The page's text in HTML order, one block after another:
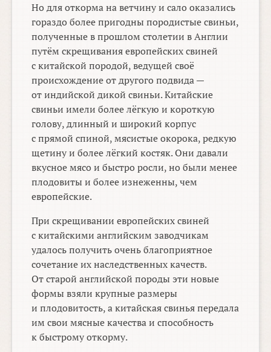
Но для откорма на ветчину и сало оказались
гораздо более пригодны породистые свиньи,
полученные в прошлом столетии в Англии
путём скрещивания европейских свиней
с китайской породой, ведущей своё
происхождение от другого подвида —
от индийской дикой свиньи. Китайские
свиньи имели более лёгкую и короткую
голову, длинный и широкий корпус
с прямой спиной, мясистые окорока, редкую
щетину и более лёгкий костяк. Они давали
вкусное мясо и быстро росли, но были менее
плодовиты и более изнеженны, чем
европейские.
При скрещивании европейских свиней
с китайскими английским заводчикам
удалось получить очень благоприятное
сочетание их наследственных качеств.
От старой английской породы эти новые
формы взяли крупные размеры
и плодовитость, а китайская свинья передала
им свои мясные качества и способность
к быстрому откорму.